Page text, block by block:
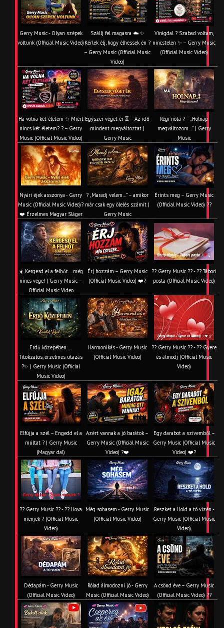
Gerry Music - Olyan szépek
voltunk (Official Music Video)
Szállj fel magasra ☁️ ✨
Kérlek élj, hogy élhessek én ?
– Gerry Music (Official Music
Video)
Virágdal ? Szabad voltam,
nincstelen ✨ – Gerry Music
(Official Music Video)
Ha volna két életem ✨ Miért
nincs két életem? ? – Gerry
Music (Official Music Video)
Egyszer véget ér ⏳ – Az idő
mindent megváltoztat |
Gerry Music
Régi nóta ? – „Holnap
megváltozom…” | Gerry
Music
Nyári éjek asszonya - Gerry
Music (Official Music Video)?
❤️ Érzelmes Magyar Sláger
? „Maradj velem…” – amikor
már csak egy ölelés számít |
Gerry Music
Érints meg – Gerry Music
(Official Music Video) ??
☀️ Kergesd el a felhőt… még
nincs vége! | Gerry Music –
Official Music Video
Érj hozzám – Gerry Music
(Official Music Video) ❤️?
?? Gerry Music ?? - ?? Tábori
posta (Official Music Video)
Erdő közepében ...
Titokzatos, érzelmes utazás
?✨ | Gerry Music (Official
Music Video)
Harmonikás - Gerry Music
(Official Music Video)
?? Gerry Music ?? - ?? Gyere
és álmodj (Official Music
Video)
Elfújja a szél – Engedd el a
múltat ? | Gerry Music
(Magyar dal)
Azért vannak a jó barátok –
Gerry Music (Official Music
Video) ?❤️
Egy darabot a szívemből –
Gerry Music (Official Music
Video) ❤️?
?? Gerry Music ?? - ?? Hova
menjek ? (Official Music
Video)
Még sohasem - Gerry Music
(Official Music Video)
Reszket a Hold a tó vizén -
Gerry Music (Official Music
Video)
Dédapám - Gerry Music
(Official Music Video)
Rólad álmodozni jó - Gerry
Music (Official Music Video)
A csönd éve – Gerry Music
(Official Music Video) ??